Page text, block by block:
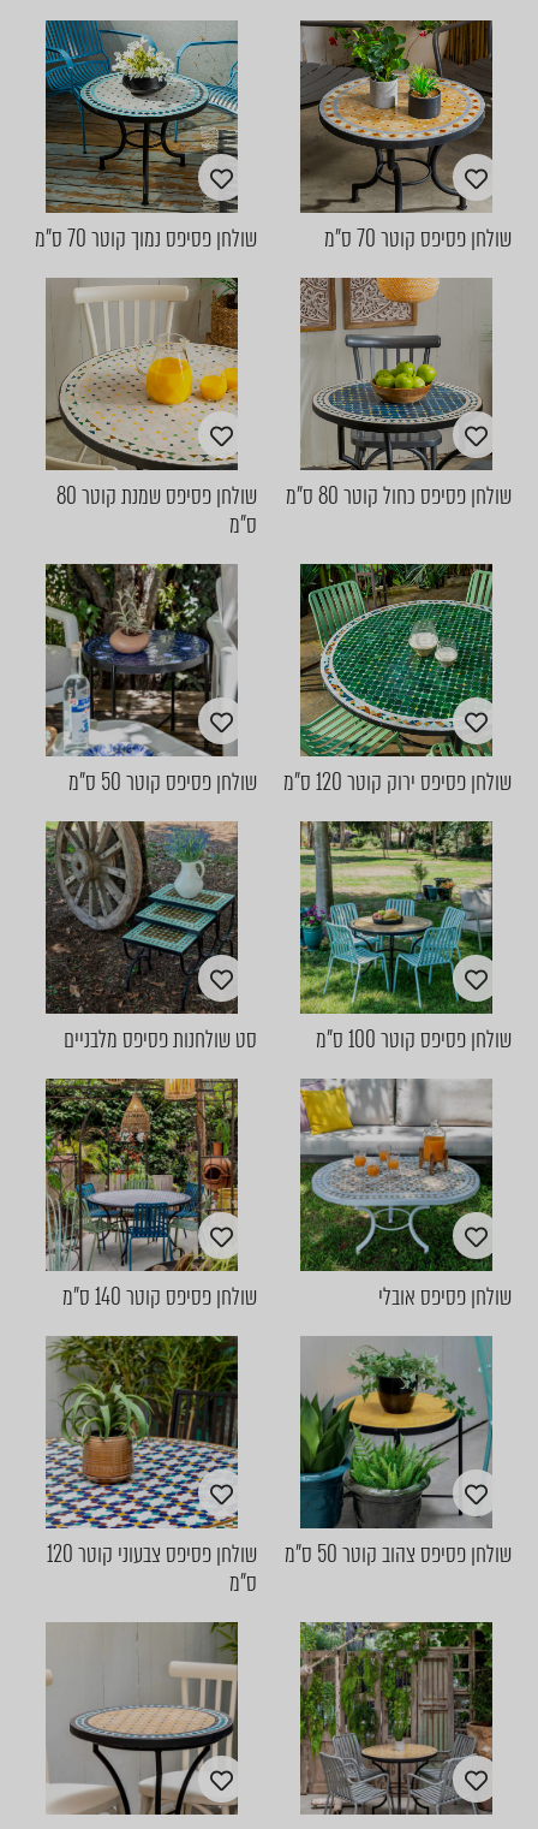
שולחן פסיפס קוטר 70 ס"מ שולחן פסיפס נמוך קוטר 70 ס"מ
שולחן פסיפס כחול קוטר 80 ס"מ
שולחן פסיפס שמנת קוטר 80
ס"מ
שולחן פסיפס ירוק קוטר 120 ס"מ שולחן פסיפס קוטר 50 ס"מ
שולחן פסיפס קוטר 100 ס"מ סט שולחנות פסיפס מלבניים
שולחן פסיפס אובלי שולחן פסיפס קוטר 140 ס"מ
שולחן פסיפס צהוב קוטר 50 ס"מ
שולחן פסיפס צבעוני קוטר 120
ס"מ